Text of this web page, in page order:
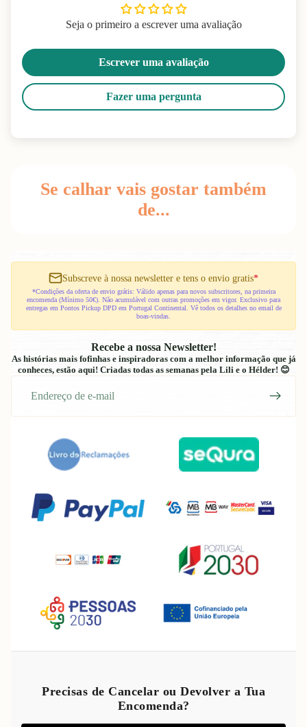
Seja o primeiro a escrever uma avaliação
Escrever uma avaliação
Fazer uma pergunta
Se calhar vais gostar também
de...
Subscreve à nossa newsletter e tens o envio gratis*
*Condições da oferta de envio grátis: Válido apenas para novos subscritores, na primeira
encomenda (Mínimo 50€). Não acumulável com outras promoções em vigor. Exclusivo para
entregas em Pontos Pickup DPD em Portugal Continental. Vê todos os detalhes no email de
boas-vindas.
Recebe a nossa Newsletter!
As histórias mais fofinhas e inspiradoras com a melhor informação que já
conheces, estão aqui! Criadas todas as semanas pela Lili e o Hélder! 😊
Precisas de Cancelar ou Devolver a Tua
Encomenda?
Política de privacidade
Termos do serviço
Política de envio